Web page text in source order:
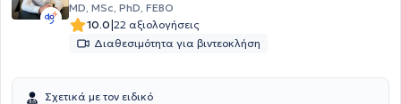
MD, MSc, PhD, FEBO
10.0|22 αξιολογήσεις
Διαθεσιμότητα για βιντεοκλήση
Σχετικά με τον ειδικό